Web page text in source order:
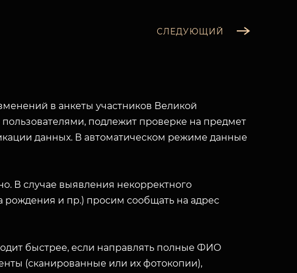
СЛЕДУЮЩИЙ
в анкеты участников Великой
подлежит проверке на предмет
данных. В автоматическом режиме данные
В случае выявления некорректного
рождения и пр.) просим сообщать на адрес
быстрее, если направлять полные ФИО
(сканированные или их фотокопии),